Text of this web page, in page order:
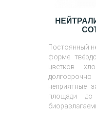
Постоянный
форме
цветков
неприятные
площади до